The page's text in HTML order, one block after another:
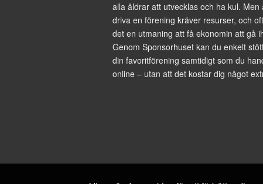
alla åldrar att utvecklas och ha kul. Men
driva en förening kräver resurser, och
det en utmaning att få ekonomin att gå
Genom Sponsorhuset kan du enkelt
din favoritförening samtidigt som du
online – utan att det kostar dig något